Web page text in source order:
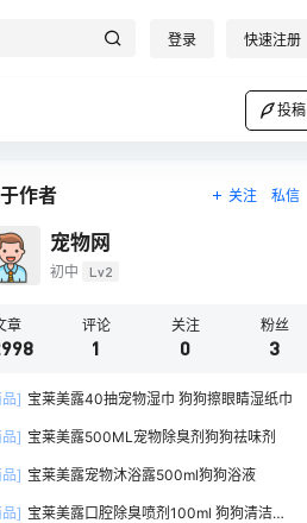
登录 快速注册
投稿
作者 关注 私信
宠物网
初中 Lv2
章 评论
1
关注
0
粉丝
3
] 宝莱美露40抽宠物湿巾 狗狗擦眼睛湿纸巾
] 宝莱美露500ML宠物除臭剂狗狗祛味剂
] 宝莱美露宠物沐浴露500ml狗狗浴液
] 宝莱美露口腔除臭喷剂100ml 狗狗清洁口